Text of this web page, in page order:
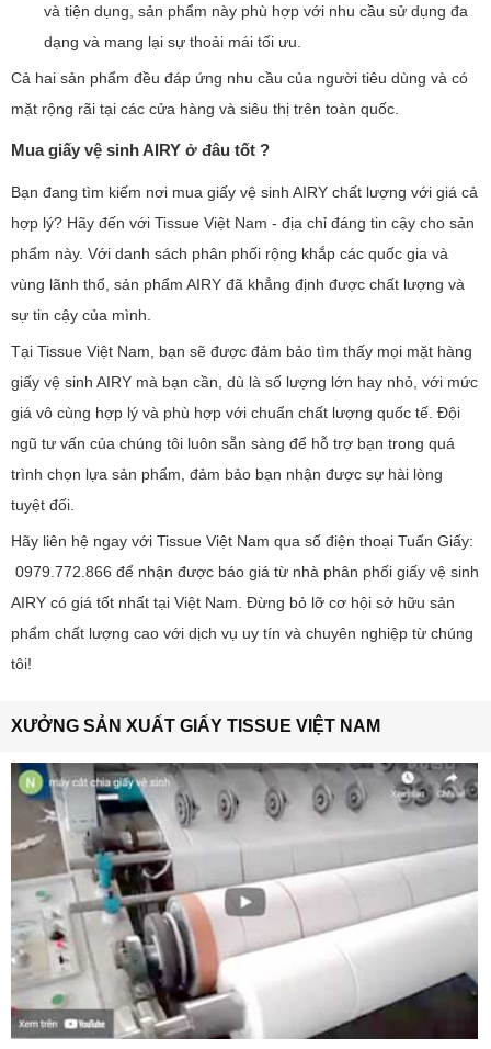
và tiện dụng, sản phẩm này phù hợp với nhu cầu sử dụng đa
dạng và mang lại sự thoải mái tối ưu.
Cả hai sản phẩm đều đáp ứng nhu cầu của người tiêu dùng và có
mặt rộng rãi tại các cửa hàng và siêu thị trên toàn quốc.
Mua giấy vệ sinh AIRY ở đâu tốt ?
Bạn đang tìm kiếm nơi mua giấy vệ sinh AIRY chất lượng với giá cả
hợp lý? Hãy đến với Tissue Việt Nam - địa chỉ đáng tin cậy cho sản
phẩm này. Với danh sách phân phối rộng khắp các quốc gia và
vùng lãnh thổ, sản phẩm AIRY đã khẳng định được chất lượng và
sự tin cậy của mình.
Tại Tissue Việt Nam, bạn sẽ được đảm bảo tìm thấy mọi mặt hàng
giấy vệ sinh AIRY mà bạn cần, dù là số lượng lớn hay nhỏ, với mức
giá vô cùng hợp lý và phù hợp với chuẩn chất lượng quốc tế. Đội
ngũ tư vấn của chúng tôi luôn sẵn sàng để hỗ trợ bạn trong quá
trình chọn lựa sản phẩm, đảm bảo bạn nhận được sự hài lòng
tuyệt đối.
Hãy liên hệ ngay với Tissue Việt Nam qua số điện thoại Tuấn Giấy:
0979.772.866 để nhận được báo giá từ nhà phân phối giấy vệ sinh
AIRY có giá tốt nhất tại Việt Nam. Đừng bỏ lỡ cơ hội sở hữu sản
phẩm chất lượng cao với dịch vụ uy tín và chuyên nghiệp từ chúng
tôi!
XƯỞNG SẢN XUẤT GIẤY TISSUE VIỆT NAM